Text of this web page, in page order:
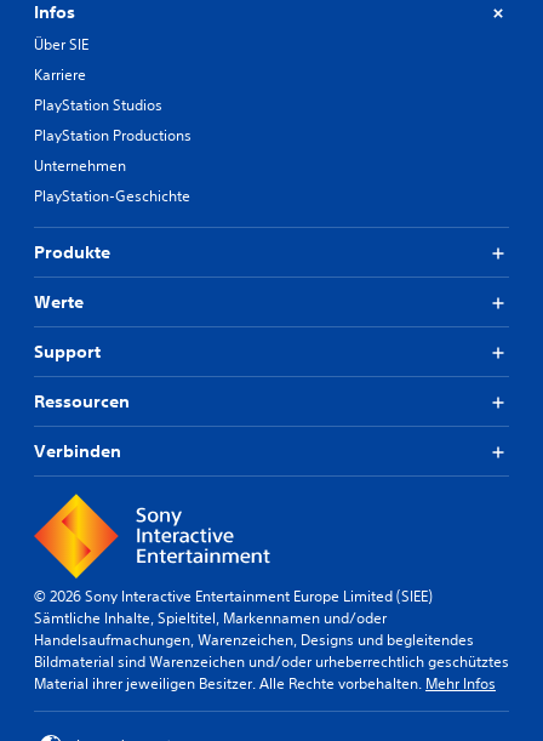
Infos
Über SIE
Karriere
PlayStation Studios
PlayStation Productions
Unternehmen
PlayStation-Geschichte
Produkte
Werte
Support
Ressourcen
Verbinden
© 2026 Sony Interactive Entertainment Europe Limited (SIEE)
Sämtliche Inhalte, Spieltitel, Markennamen und/oder
Handelsaufmachungen, Warenzeichen, Designs und begleitendes
Bildmaterial sind Warenzeichen und/oder urheberrechtlich geschütztes
Material ihrer jeweiligen Besitzer. Alle Rechte vorbehalten. Mehr Infos